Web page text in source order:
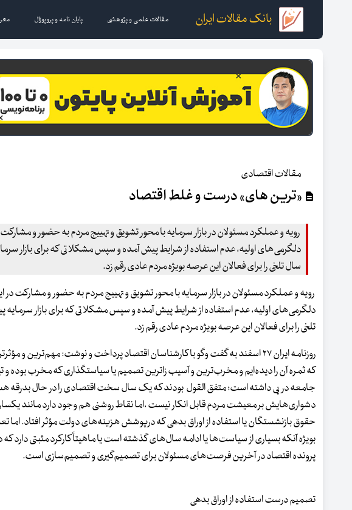
بانک مقالات ایران مقالات علمی و پژوهشی پایان نامه و پروپوزال
مقالات اقتصادی
«ترین های» درست و غلط اقتصاد
رویه و عملکرد مسئولان در بازار سرمایه با محور تشویق و تهییج مردم به حضور و مشارکت
دلگرمی‌های اولیه، عدم استفاده از شرایط پیش آمده و سپس مشکلاتی که برای بازار
سال تلخی را برای فعالان این عرصه بویژه مردم عادی رقم زد.
رویه و عملکرد مسئولان در بازار سرمایه با محور تشویق و تهییج مردم به حضور و مشارکت در
دلگرمی‌های اولیه، عدم استفاده از شرایط پیش آمده و سپس مشکلاتی که برای بازار
تلخی را برای فعالان این عرصه بویژه مردم عادی رقم زد.
روزنامه ایران ۲۷ اسفند به گفت وگو با کارشناسان اقتصاد پرداخت و نوشت: مهم‌ترین و
که ثمره آن را دیده‌ایم و مخرب‌ترین و آسیب زاترین تصمیم یا سیاستگذاری که مخرب بوده و
جامعه در پی داشته است؛ متفق القول بودند که یک سال سخت اقتصادی را در حال بدرقه
دشواری‌هایش بر معیشت مردم قابل انکار نیست ،اما نقاط روشنی هم وجود دارد مانند
حقوق بازنشستگان یا استفاده از اوراق بدهی که درپوشش هزینه‌های دولت مؤثر افتاد.
بویژه آنکه بسیاری از سیاست‌ها یا ادامه سال‌های گذشته است یا ماهیتاً کارکرد مثبتی دارد
پرونده اقتصاد در آخرین فرصت‌های مسئولان برای تصمیم‌گیری و تصمیم‌سازی است.
تصمیم درست استفاده از اوراق بدهی